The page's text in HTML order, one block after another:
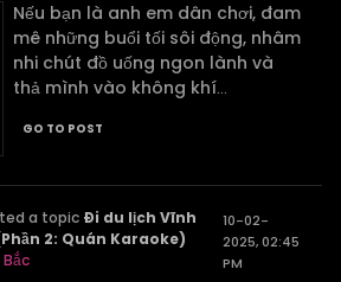
Nếu bạn là anh em dân chơi, đam
mê những buổi tối sôi động, nhâm
nhi chút đồ uống ngon lành và
thả mình vào không khí...
GO TO POST
a topic Đi du lịch Vĩnh
2: Quán Karaoke)
10-02-
2025, 02:45
PM